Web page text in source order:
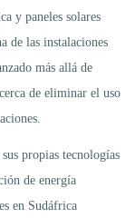
y paneles solares
de las instalaciones
más allá de
de eliminar el uso
propias tecnologías
de energía
en Sudáfrica